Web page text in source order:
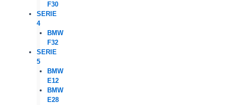
F30
SERIE
4
BMW
F32
SERIE
5
BMW
E12
BMW
E28